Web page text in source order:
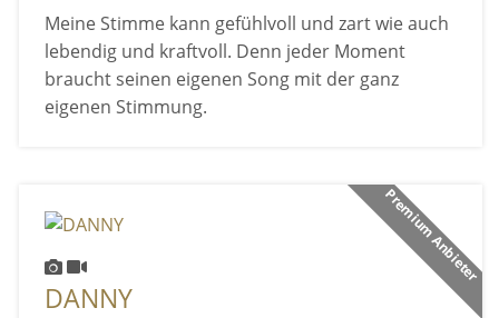
Meine Stimme kann gefühlvoll und zart wie auch
lebendig und kraftvoll. Denn jeder Moment
braucht seinen eigenen Song mit der ganz
eigenen Stimmung.
Premium Anbieter
DANNY